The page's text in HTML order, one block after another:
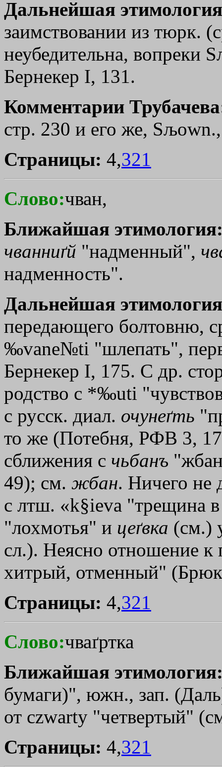
Дальнейшая
заимствовании из тюрк.
неубедительна, вопреки
Бернекер I, 131.
Комментарии
стр. 230 и его же,
Страницы: 4,321
Слово:чван,
Ближайшая
чванниґй "надменный",
надменность".
Дальнейшая
передающего болтовню,
‰vane№ti "шлепать",
Бернекер I, 175. С др.
родство с *‰uti
с русск. диал. очунеґть
то же (Потебня, РФВ 3,
сближения с чьбанъ
49); см. жбан. Ничего не
с лтш. «k§ieva "трещина
"лохмотья" и цеґвка (см.)
сл.). Неясно отношение к
хитрый, отменный"
Страницы: 4,321
Слово:чваґртка
Ближайшая
бумаги)", южн., зап.
от czwarty "четвертый"
Страницы: 4,321